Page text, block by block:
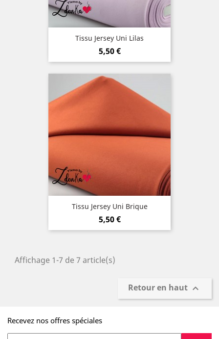
Tissu Jersey Uni Lilas
Prix
5,50 €
Tissu Jersey Uni Brique
Prix
5,50 €
Affichage 1-7 de 7 article(s)
Retour en haut 
Recevez nos offres spéciales